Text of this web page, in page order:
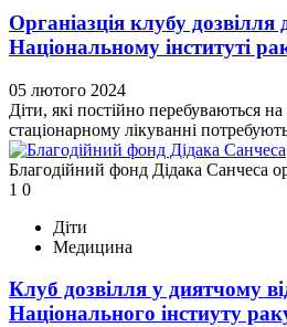
Органіазція клубу дозвілля
Національному інституті
05 лютого 2024
Діти, які постійно перебуваються
стаціонарному лікуванні
Благодійний фонд Дідака Санчеса
1 0
Діти
Медицина
Клуб дозвілля у диятчому
Національного інстиуту